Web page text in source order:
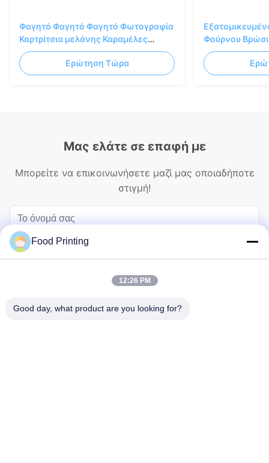
Φαγητό Φαγητό Φαγητό Φωτογραφία
Καρτρίτσια μελάνης Καραμέλες
Τέχνη
Ερώτηση Τώρα
Φούρνου
Μελάνης
Χρώμα
Μας ελάτε σε επαφή με
Μπορείτε να επικοινωνήσετε μαζί μας οποιαδήποτε
στιγμή!
Food Printing
12:26 PM
Good day, what product are you looking for?